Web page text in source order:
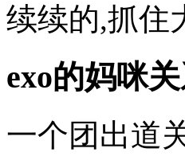
续续的,抓住
exo的妈咪
一个团出道